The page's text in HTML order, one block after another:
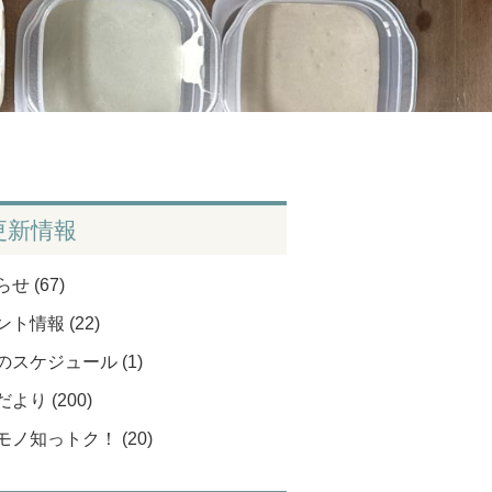
情報
せ (67)
ト情報 (22)
スケジュール (1)
より (200)
ノ知っトク！ (20)